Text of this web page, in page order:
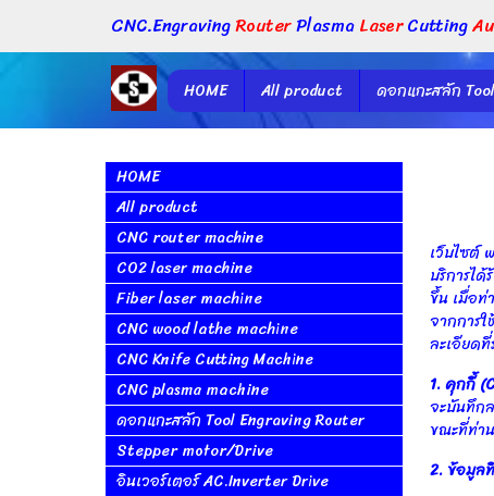
CNC.EngravingRouterPlasmaLaserCutting
HOME All product ดอกแกะสลัก
เว็บไซต์
บริการไ
ขึ้น เมื่อท่
จากการ
ละเอียด
1. คุกกี้
จะบันทึก
ขณะที่ท่า
2. ข้อมูล
HOME
All product
CNC router machine
CO2 laser machine
Fiber laser machine
CNC wood lathe machine
CNC Knife Cutting Machine
CNC plasma machine
ดอกแกะสลัก Tool Engraving Router
Stepper motor/Drive
อินเวอร์เตอร์ AC.Inverter Drive